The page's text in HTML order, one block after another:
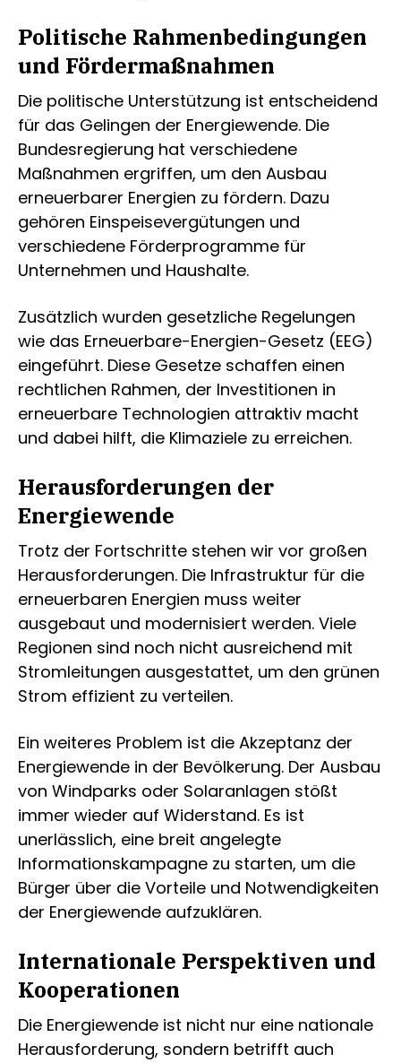
Politische Rahmenbedingungen
und Fördermaßnahmen
Die politische Unterstützung ist entscheidend
für das Gelingen der Energiewende. Die
Bundesregierung hat verschiedene
Maßnahmen ergriffen, um den Ausbau
erneuerbarer Energien zu fördern. Dazu
gehören Einspeisevergütungen und
verschiedene Förderprogramme für
Unternehmen und Haushalte.
Zusätzlich wurden gesetzliche Regelungen
wie das Erneuerbare-Energien-Gesetz (EEG)
eingeführt. Diese Gesetze schaffen einen
rechtlichen Rahmen, der Investitionen in
erneuerbare Technologien attraktiv macht
und dabei hilft, die Klimaziele zu erreichen.
Herausforderungen der
Energiewende
Trotz der Fortschritte stehen wir vor großen
Herausforderungen. Die Infrastruktur für die
erneuerbaren Energien muss weiter
ausgebaut und modernisiert werden. Viele
Regionen sind noch nicht ausreichend mit
Stromleitungen ausgestattet, um den grünen
Strom effizient zu verteilen.
Ein weiteres Problem ist die Akzeptanz der
Energiewende in der Bevölkerung. Der Ausbau
von Windparks oder Solaranlagen stößt
immer wieder auf Widerstand. Es ist
unerlässlich, eine breit angelegte
Informationskampagne zu starten, um die
Bürger über die Vorteile und Notwendigkeiten
der Energiewende aufzuklären.
Internationale Perspektiven und
Kooperationen
Die Energiewende ist nicht nur eine nationale
Herausforderung, sondern betrifft auch